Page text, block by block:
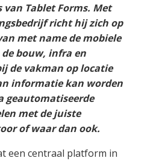
van Tablet Forms. Met
richt hij zich op
met name de mobiele
bouw, infra en
de vakman op locatie
informatie kan worden
geautomatiseerde
met de juiste
of waar dan ook.
een centraal platform in